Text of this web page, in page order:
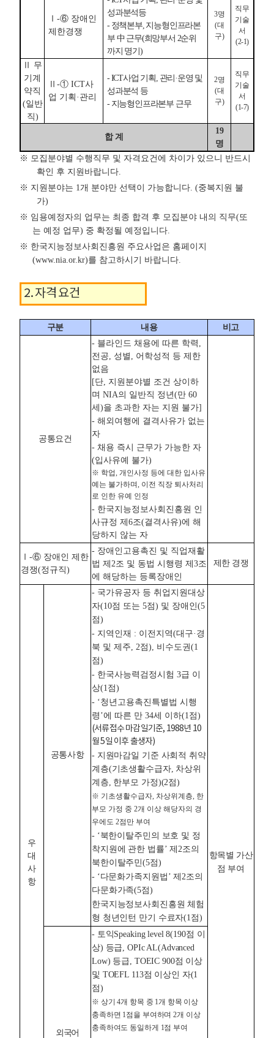
Ⅰ-⑥ 장애인
제한경쟁
성과분석등
- 정책본부, 지능형인프라본
부 中 근무(희망부서 2순위
까지 명기)
3명
(대
구)
직무
기술
서
(2-1)
Ⅱ 무
기계
약직
(일반
직)
Ⅱ-① ICT사
업 기획·관리
- ICT사업 기획, 관리·운영 및
성과분석 등
- 지능형인프라본부 근무
2명
(대
구)
직무
기술
서
(1-7)
합 계
19
명
※ 모집분야별 수행직무 및 자격요건에 차이가 있으니 반드시
확인 후 지원바랍니다.
※ 지원분야는 1개 분야만 선택이 가능합니다. (중복지원 불
가)
※ 임용예정자의 업무는 최종 합격 후 모집분야 내의 직무(또
는 예정 업무) 중 확정될 예정입니다.
※ 한국지능정보사회진흥원 주요사업은 홈페이지
(www.nia.or.kr)를 참고하시기 바랍니다.
2. 자격 요건
구분 내용 비고
공통요건
- 블라인드 채용에 따른 학력,
전공, 성별, 어학성적 등 제한
없음
[단, 지원분야별 조건 상이하
며 NIA의 일반직 정년(만 60
세)을 초과한 자는 지원 불가]
- 해외여행에 결격사유가 없는
자
- 채용 즉시 근무가 가능한 자
(입사유예 불가)
※ 학업, 개인사정 등에 대한 입사유
예는 불가하며, 이전 직장 퇴사처리
로 인한 유예 인정
- 한국지능정보사회진흥원 인
사규정 제6조(결격사유)에 해
당하지 않는 자
Ⅰ-⑥ 장애인 제한
경쟁(정규직)
- 장애인고용촉진 및 직업재활
법 제2조 및 동법 시행령 제3조
에 해당하는 등록장애인
제한 경쟁
우
대
사
항
공통사항
- 국가유공자 등 취업지원대상
자(10점 또는 5점) 및 장애인(5
점)
- 지역인재 : 이전지역(대구·경
북 및 제주, 2점), 비수도권(1
점)
- 한국사능력검정시험 3급 이
상(1점)
- ‘청년고용촉진특별법 시행
령’에 따른 만 34세 이하(1점)
(서류접수 마감일기준, 1988년 10
월 5일 이후 출생자)
- 지원마감일 기준 사회적 취약
계층(기초생활수급자, 차상위
계층, 한부모 가정)(2점)
※ 기초생활수급자, 차상위계층, 한
부모 가정 중 2개 이상 해당자의 경
우에도 2점만 부여
- ‘북한이탈주민의 보호 및 정
착지원에 관한 법률’ 제2조의
북한이탈주민(5점)
- ‘다문화가족지원법’ 제2조의
다문화가족(5점)
한국지능정보사회진흥원 체험
형 청년인턴 만기 수료자(1점)
항목별 가산
점 부여
외국어
- 토익Speaking level 8(190점 이
상) 등급, OPIc AL(Advanced
Low) 등급, TOEIC 900점 이상
및 TOEFL 113점 이상인 자(1
점)
※ 상기 4개 항목 중 1개 항목 이상
충족하면 1점을 부여하며 2개 이상
충족하여도 동일하게 1점 부여